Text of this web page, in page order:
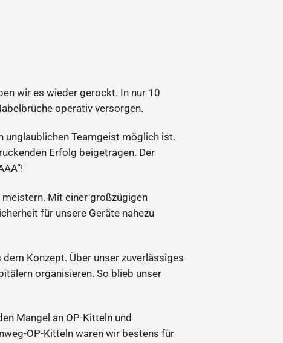
wir es wieder gerockt. In nur 10
operativ versorgen.
unglaublichen Teamgeist möglich ist.
Erfolg beigetragen. Der
Mit einer großzügigen
für unsere Geräte nahezu
Konzept. Über unser zuverlässiges
organisieren. So blieb unser
Mangel an OP-Kitteln und
OP-Kitteln waren wir bestens für